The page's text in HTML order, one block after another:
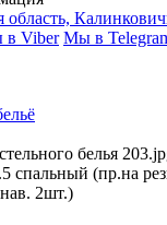
область,
Viber Мы в
белья
спальный (пр.на
2шт.)